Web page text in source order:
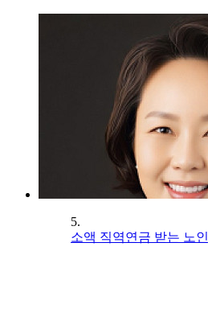
5.
소액 직역연금 받는 노